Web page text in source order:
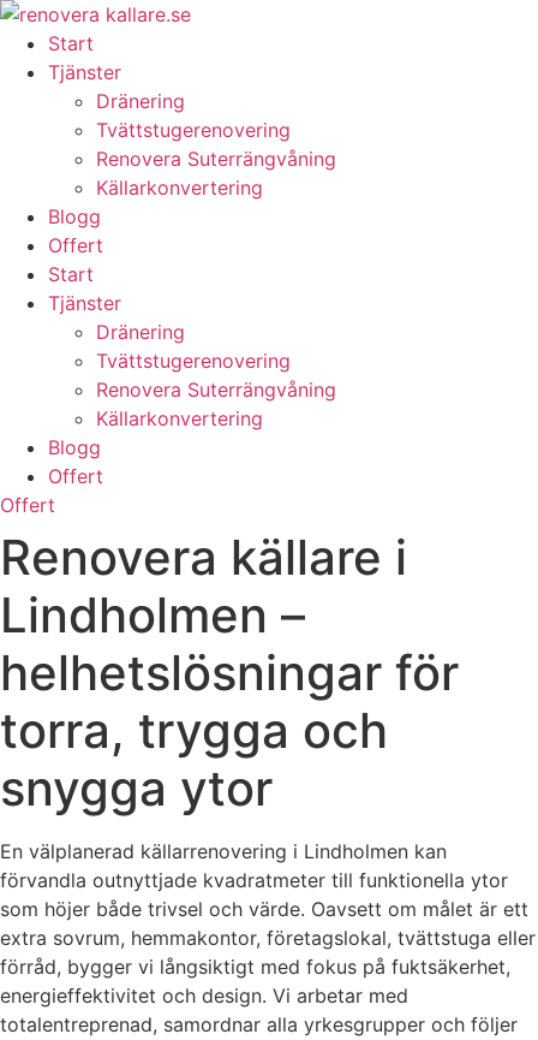
Skip
content
Start
Tjänster
Dränering
Tvättstugerenovering
Renovera Suterrängvåning
Källarkonvertering
Blogg
Offert
Start
Tjänster
Dränering
Tvättstugerenovering
Renovera Suterrängvåning
Källarkonvertering
Blogg
Offert
Offert
Renovera källare i
Lindholmen –
helhetslösningar för
torra, trygga och
snygga ytor
En välplanerad källarrenovering i Lindholmen kan
förvandla outnyttjade kvadratmeter till funktionella ytor
som höjer både trivsel och värde. Oavsett om målet är ett
extra sovrum, hemmakontor, företagslokal, tvättstuga eller
förråd, bygger vi långsiktigt med fokus på fuktsäkerhet,
energieffektivitet och design. Vi arbetar med
totalentreprenad, samordnar alla yrkesgrupper och följer